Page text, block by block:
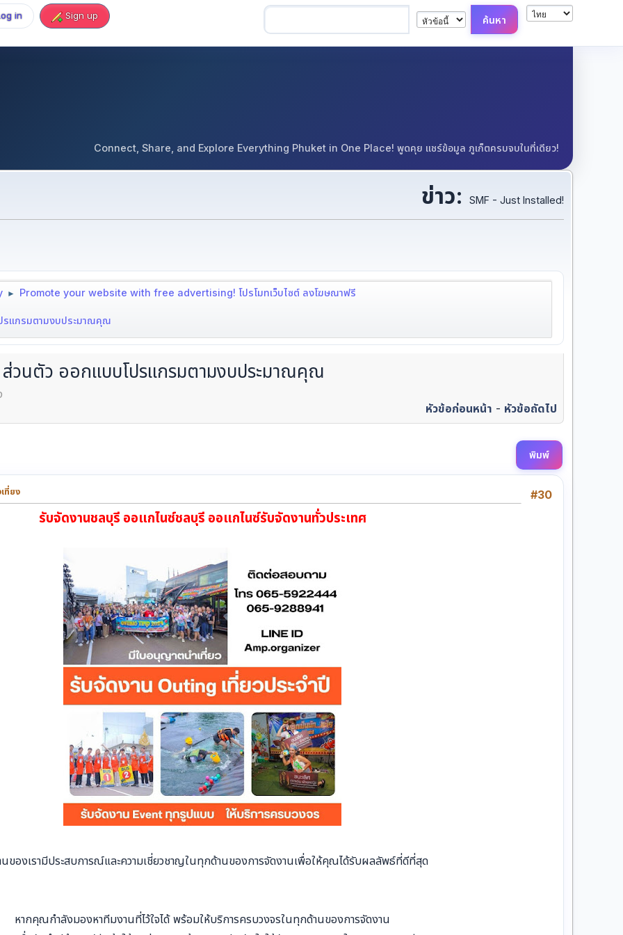
in Sign up
Connect, Share, and Explore Everything Phuket in One Place! พูดคุย แชร์ข้อมูล ภูเก็ตครบจบในที่เดียว!
ข่าว: SMF - Just Installed!
► Promote your website with free advertising! โปรโมทเว็บไซต์ ลงโฆษณาฟรี
รแกรมตามงบประมาณคุณ
วนตัว ออกแบบโปรแกรมตามงบประมาณคุณ
หัวข้อก่อนหน้า - หัวข้อถัดไป
พิมพ์
#30
ที่ยง
รับจัดงานชลบุรี ออแกไนซ์ชลบุรี ออแกไนซ์รับจัดงานทั่วประเทศ
ของเรามีประสบการณ์และความเชี่ยวชาญในทุกด้านของการจัดงานเพื่อให้คุณได้รับผลลัพธ์ที่ดีที่สุด
หากคุณกำลังมองหาทีมงานที่ไว้ใจได้ พร้อมให้บริการครบวงจรในทุกด้านของการจัดงาน